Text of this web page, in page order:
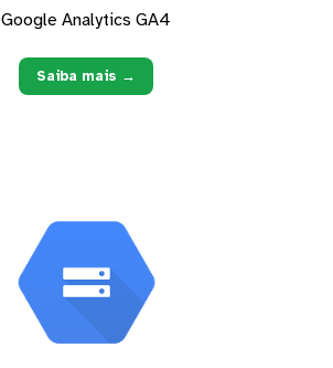
Google Analytics GA4
Saiba mais →